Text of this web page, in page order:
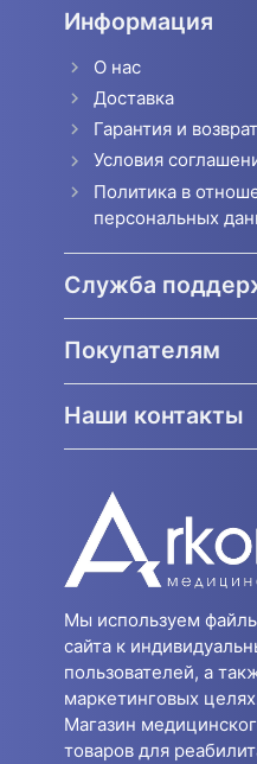
Информация
О нас
Доставка
Гарантия и возврат
Условия
Политика в
персональных
Служба
Покупателям
Наши контакты
Мы используем
сайта к
пользователей, а
маркетинговых
Магазин
товаров для